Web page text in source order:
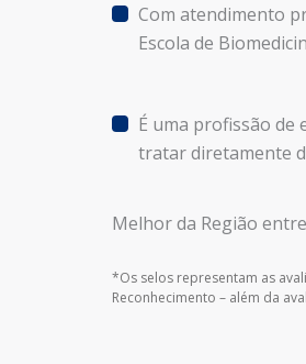
Com atendimento
Escola de
É uma profissão de
tratar diretamente
Melhor da Região
*Os selos representam as
Reconhecimento – além da